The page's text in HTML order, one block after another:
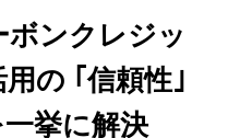
ンクレジッ
の ｢信頼性｣
挙に解決